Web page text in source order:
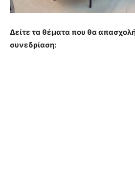
Δείτε τα θέματα που θα
συνεδρίαση: